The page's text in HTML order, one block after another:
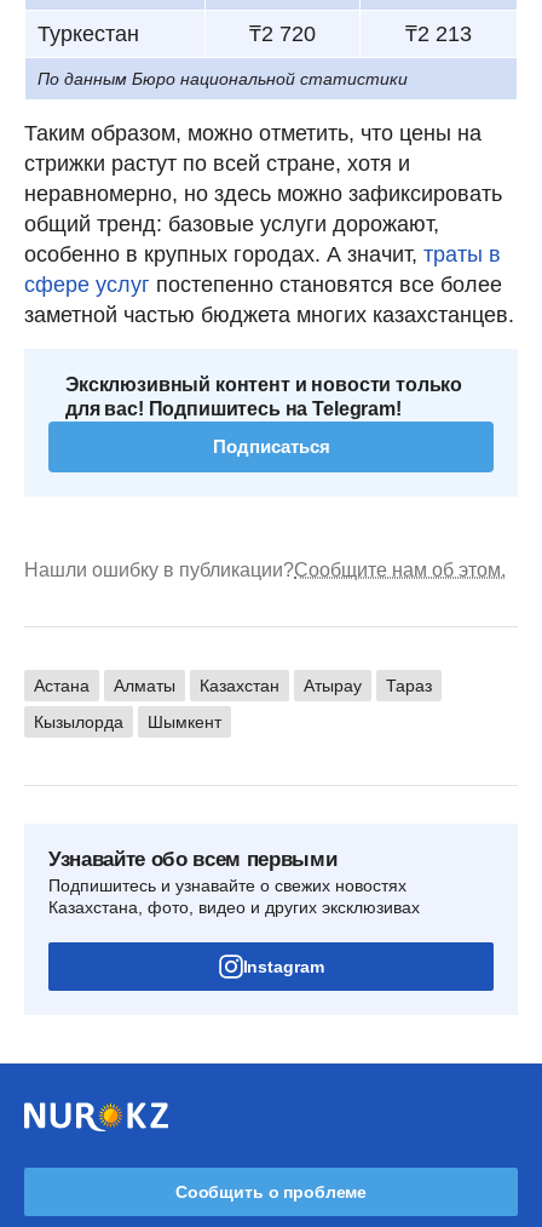
Туркестан
₸2 720 ₸2 213
По данным Бюро национальной статистики
Таким образом, можно отметить, что цены на
стрижки растут по всей стране, хотя и
неравномерно, но здесь можно зафиксировать
общий тренд: базовые услуги дорожают,
особенно в крупных городах. А значит, траты в
сфере услуг постепенно становятся все более
заметной частью бюджета многих казахстанцев.
Эксклюзивный контент и новости только
для вас! Подпишитесь на Telegram!
Подписаться
Нашли ошибку в публикации?Сообщите нам об этом.
Астана Алматы Казахстан Атырау
Тараз
Кызылорда
Шымкент
Узнавайте обо всем первыми
Подпишитесь и узнавайте о свежих новостях
Казахстана, фото, видео и других эксклюзивах
Instagram
Сообщить о проблеме